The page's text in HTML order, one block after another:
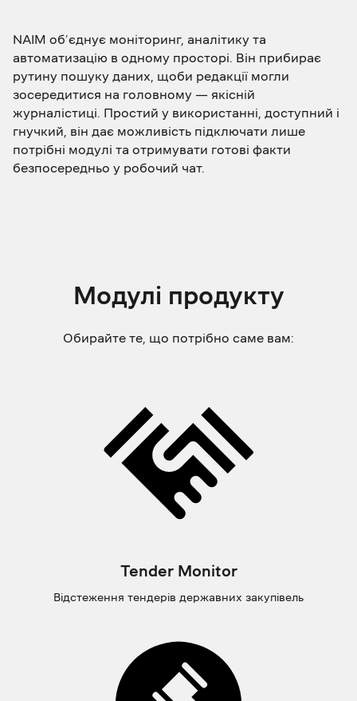
NAIM об’єднує моніторинг, аналітику та
автоматизацію в одному просторі. Він прибирає
рутину пошуку даних, щоби редакції могли
зосередитися на головному — якісній
журналістиці. Простий у використанні, доступний і
гнучкий, він дає можливість підключати лише
потрібні модулі та отримувати готові факти
безпосередньо у робочий чат.
Модулі продукту
Обирайте те, що потрібно саме вам:
Tender Monitor
Відстеження тендерів державних закупівель